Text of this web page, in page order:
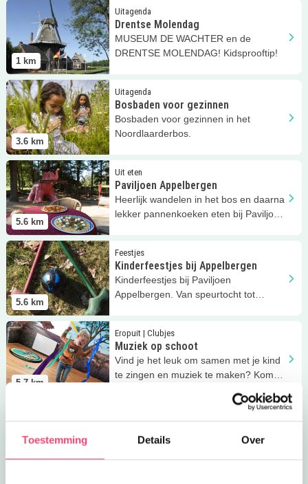
Toestemming Details Over
1 km
Uitagenda
Drentse Molendag
MUSEUM DE WACHTER en de
DRENTSE MOLENDAG! Kidsprooftip!
Lees meer Drentse Molendag
3.6 km
Uitagenda
Bosbaden voor gezinnen
Bosbaden voor gezinnen in het
Noordlaarderbos.
Lees meer Bosbaden voor gezinnen
5.6 km
Uit eten
Paviljoen Appelbergen
Heerlijk wandelen in het bos en daarna
lekker pannenkoeken eten bij Paviljoen
Lees meer Paviljoen Appelbergen
5.6 km
Feestjes
Kinderfeestjes bij Appelbergen
Kinderfeestjes bij Paviljoen
Appelbergen. Van speurtocht tot
Lees meer Kinderfeestjes bij Appelbergen
5.7 km
Eropuit | Clubjes
Muziek op schoot
Vind je het leuk om samen met je kind
te zingen en muziek te maken? Kom
Lees meer Muziek op schoot
5.7 km
Vind je het leuk om samen met je kind